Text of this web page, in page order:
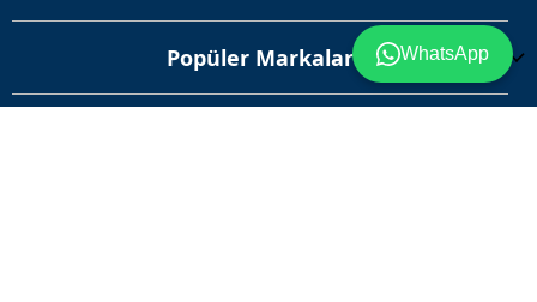
Popüler Markalar WhatsApp